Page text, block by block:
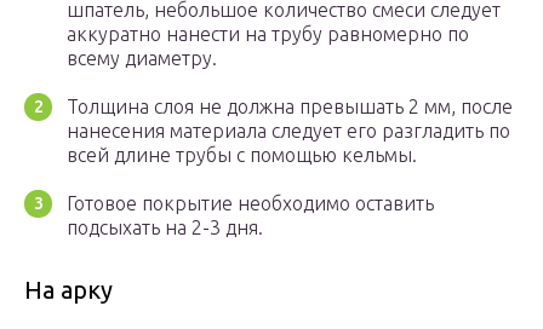
шпатель, небольшое количество смеси следует
аккуратно нанести на трубу равномерно по
всему диаметру.
Толщина слоя не должна превышать 2 мм, после
нанесения материала следует его разгладить по
всей длине трубы с помощью кельмы.
Готовое покрытие необходимо оставить
подсыхать на 2-3 дня.
На арку